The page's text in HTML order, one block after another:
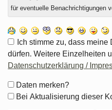
für eventuelle Benachrichtigungen
Ich stimme zu, dass
dürfen. Weitere Einzelheiten
Datenschutzerklärung /
Formular-
Optionen
Daten merken?
Bei Aktualisierung dieser